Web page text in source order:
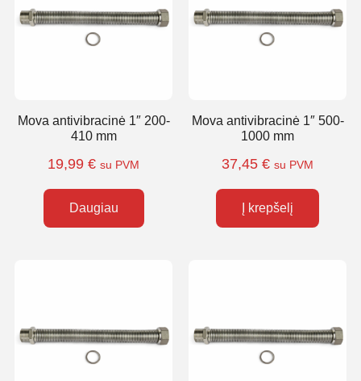
Mova antivibracinė 1″ 200-
410 mm
19,99 € su PVM
Daugiau
Mova antivibracinė 1″ 500-
1000 mm
37,45 € su PVM
Į krepšelį